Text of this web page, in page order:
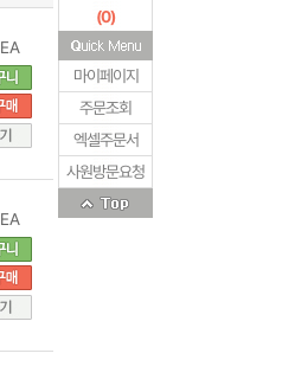
EA
EA
(0)
마이페이지
주문조회
엑셀주문서
사원방문요청